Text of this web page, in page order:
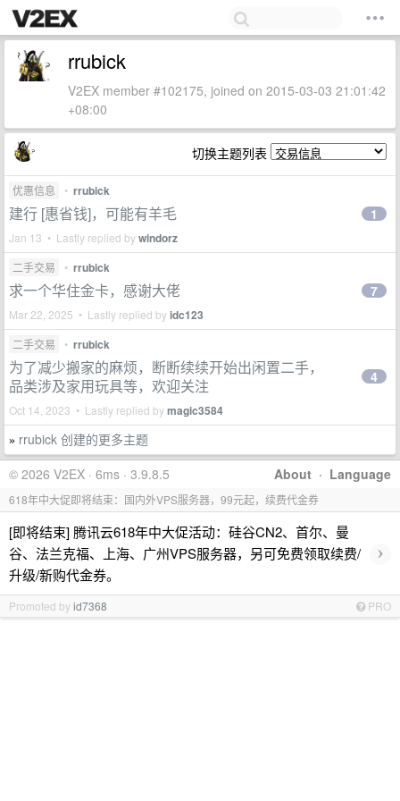
rrubick
V2EX member #102175, joined on 2015-03-03 21:01:42
+08:00
切换主题列表
优惠信息 • rrubick
建行 [惠省钱]，可能有羊毛
Jan 13 • Lastly replied bywindorz
1
二手交易 • rrubick
求一个华住金卡，感谢大佬
Mar 22, 2025 • Lastly replied byidc123
7
二手交易 • rrubick
为了减少搬家的麻烦，断断续续开始出闲置二手，
品类涉及家用玩具等，欢迎关注
Oct 14, 2023 • Lastly replied bymagic3584
4
» rrubick 创建的更多主题
About · Language
© 2026 V2EX · 6ms · 3.9.8.5
618年中大促即将结束：国内外VPS服务器，99元起，续费代金券
[即将结束] 腾讯云618年中大促活动：硅谷CN2、首尔、曼
谷、法兰克福、上海、广州VPS服务器，另可免费领取续费/
升级/新购代金券。
›
Promoted byid7368 PRO